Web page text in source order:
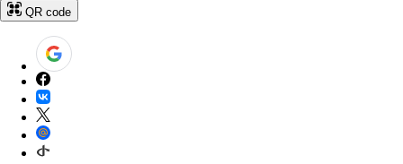
QR code